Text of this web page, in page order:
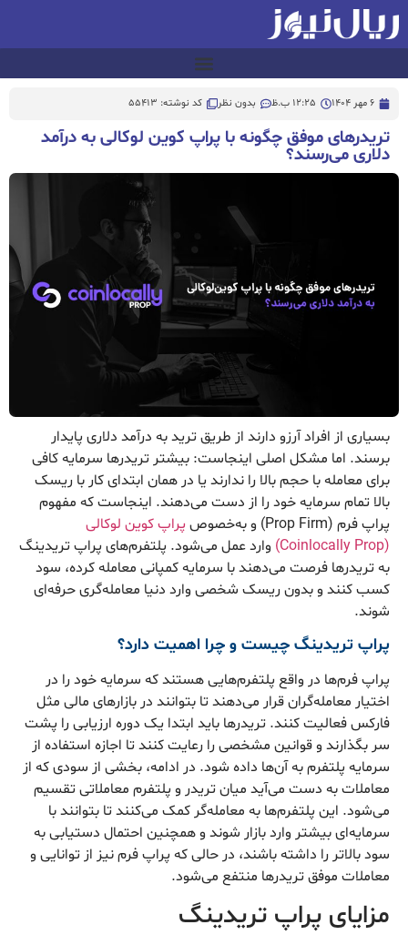
6 مهر 1404 12:25 ب.ظ بدون نظر کد نوشته: 55413
تریدرهای موفق چگونه با پراپ کوین‌ لوکالی به درآمد
دلاری می‌رسند؟
بسیاری از افراد آرزو دارند از طریق ترید به درآمد دلاری پایدار
برسند. اما مشکل اصلی اینجاست: بیشتر تریدرها سرمایه کافی
برای معامله با حجم بالا را ندارند یا در همان ابتدای کار با ریسک
بالا تمام سرمایه خود را از دست می‌دهند. اینجاست که مفهوم
پراپ فرم (Prop Firm) و به‌خصوص
پراپ کوین‌ لوکالی
(Coinlocally Prop)
وارد عمل می‌شود. پلتفرم‌های پراپ تریدینگ
به تریدرها فرصت می‌دهند با سرمایه کمپانی معامله کرده، سود
کسب کنند و بدون ریسک شخصی وارد دنیا معامله‌گری حرفه‌ای
شوند.
پراپ تریدینگ چیست و چرا اهمیت دارد؟
پراپ فرم‌ها در واقع پلتفرم‌هایی هستند که سرمایه خود را در
اختیار معامله‌گران قرار می‌دهند تا بتوانند در بازارهای مالی مثل
فارکس فعالیت کنند. تریدرها باید ابتدا یک دوره ارزیابی را پشت
سر بگذارند و قوانین مشخصی را رعایت کنند تا اجازه استفاده از
سرمایه پلتفرم‌ به آن‌ها داده شود. در ادامه، بخشی از سودی که از
معاملات به دست می‌آید میان تریدر و پلتفرم معاملاتی تقسیم
می‌شود. این پلتفرم‌ها به معامله‌گر کمک می‌کنند تا بتوانند با
سرمایه‌ای بیشتر وارد بازار شوند و همچنین احتمال دستیابی به
سود بالاتر را داشته باشند، در حالی که پراپ فرم نیز از توانایی و
معاملات موفق تریدرها منتفع می‌شود.
مزایای پراپ تریدینگ